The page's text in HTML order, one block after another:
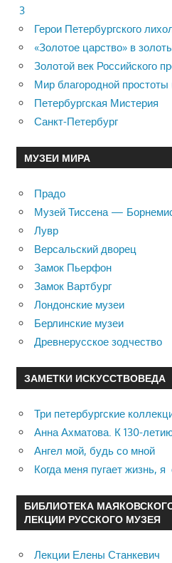
3
Герои Петербургского
«Золотое царство» в
Золотой век Российского
Мир благородной простоты
Петербургская Мистерия
Санкт-Петербург
МУЗЕИ МИРА
Прадо
Музей Тиссена —
Лувр
Версальский дворец
Замок Пьерфон
Замок Вартбург
Лондонские музеи
Берлинские музеи
Древнерусское зодчество
ЗАМЕТКИ ИСКУССТВОВЕДА
Три петербургские
Анна Ахматова. К 130-
Ангел мой, будь со мной
Когда меня пугает жизнь,
БИБЛИОТЕКА
ЛЕКЦИИ РУССКОГО МУЗЕЯ
Лекции Елены Станкевич